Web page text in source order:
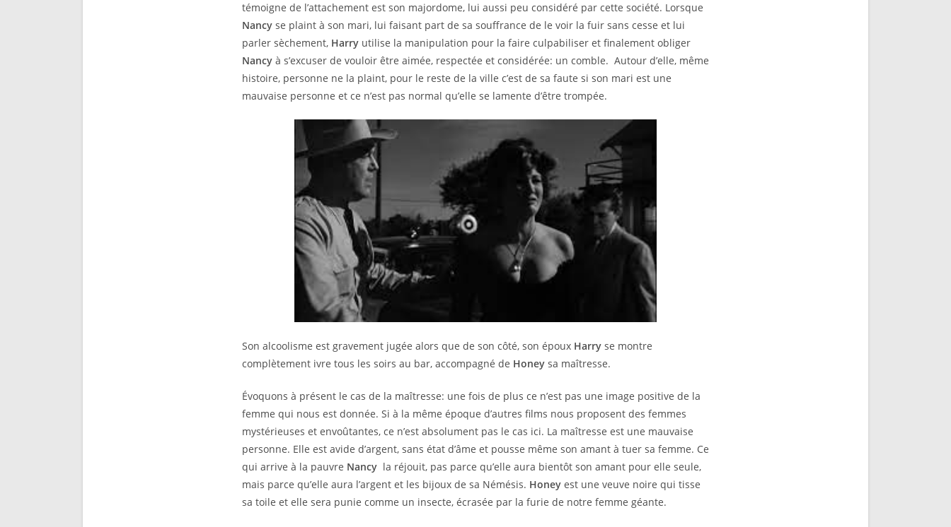
témoigne de l’attachement est son majordome, lui aussi peu considéré par cette société. Lorsque
Nancy se plaint à son mari, lui faisant part de sa souffrance de le voir la fuir sans cesse et lui
parler sèchement, Harry utilise la manipulation pour la faire culpabiliser et finalement obliger
Nancy à s’excuser de vouloir être aimée, respectée et considérée: un comble. Autour d’elle, même
histoire, personne ne la plaint, pour le reste de la ville c’est de sa faute si son mari est une
mauvaise personne et ce n’est pas normal qu’elle se lamente d’être trompée.
Son alcoolisme est gravement jugée alors que de son côté, son époux Harry se montre
complètement ivre tous les soirs au bar, accompagné de Honey sa maîtresse.
Évoquons à présent le cas de la maîtresse: une fois de plus ce n’est pas une image positive de la
femme qui nous est donnée. Si à la même époque d’autres films nous proposent des femmes
mystérieuses et envoûtantes, ce n’est absolument pas le cas ici. La maîtresse est une mauvaise
personne. Elle est avide d’argent, sans état d’âme et pousse même son amant à tuer sa femme. Ce
qui arrive à la pauvre Nancy la réjouit, pas parce qu’elle aura bientôt son amant pour elle seule,
mais parce qu’elle aura l’argent et les bijoux de sa Némésis. Honey est une veuve noire qui tisse
sa toile et elle sera punie comme un insecte, écrasée par la furie de notre femme géante.